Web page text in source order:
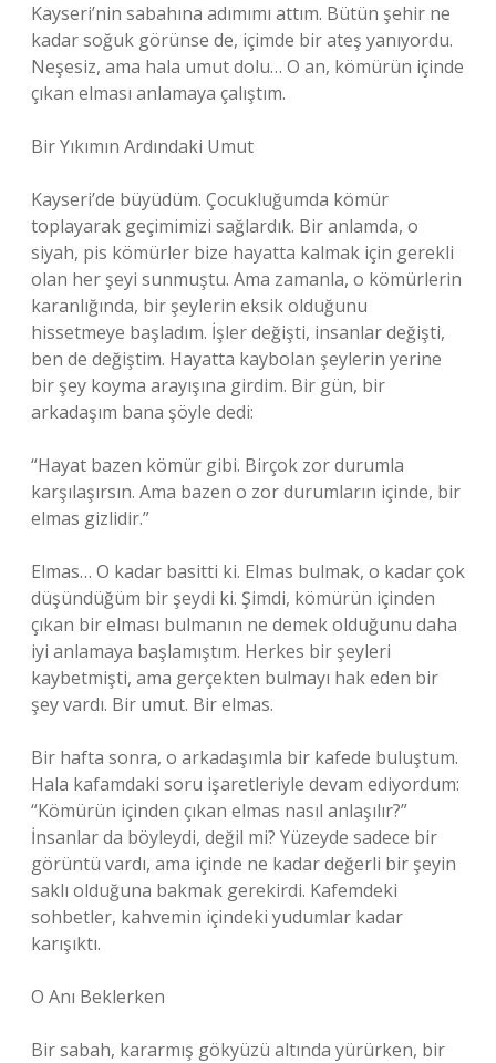
Kayseri’nin sabahına adımımı attım. Bütün şehir ne
kadar soğuk görünse de, içimde bir ateş yanıyordu.
Neşesiz, ama hala umut dolu… O an, kömürün içinde
çıkan elması anlamaya çalıştım.
Bir Yıkımın Ardındaki Umut
Kayseri’de büyüdüm. Çocukluğumda kömür
toplayarak geçimimizi sağlardık. Bir anlamda, o
siyah, pis kömürler bize hayatta kalmak için gerekli
olan her şeyi sunmuştu. Ama zamanla, o kömürlerin
karanlığında, bir şeylerin eksik olduğunu
hissetmeye başladım. İşler değişti, insanlar değişti,
ben de değiştim. Hayatta kaybolan şeylerin yerine
bir şey koyma arayışına girdim. Bir gün, bir
arkadaşım bana şöyle dedi:
“Hayat bazen kömür gibi. Birçok zor durumla
karşılaşırsın. Ama bazen o zor durumların içinde, bir
elmas gizlidir.”
Elmas… O kadar basitti ki. Elmas bulmak, o kadar çok
düşündüğüm bir şeydi ki. Şimdi, kömürün içinden
çıkan bir elması bulmanın ne demek olduğunu daha
iyi anlamaya başlamıştım. Herkes bir şeyleri
kaybetmişti, ama gerçekten bulmayı hak eden bir
şey vardı. Bir umut. Bir elmas.
Bir hafta sonra, o arkadaşımla bir kafede buluştum.
Hala kafamdaki soru işaretleriyle devam ediyordum:
“Kömürün içinden çıkan elmas nasıl anlaşılır?”
İnsanlar da böyleydi, değil mi? Yüzeyde sadece bir
görüntü vardı, ama içinde ne kadar değerli bir şeyin
saklı olduğuna bakmak gerekirdi. Kafemdeki
sohbetler, kahvemin içindeki yudumlar kadar
karışıktı.
O Anı Beklerken
Bir sabah, kararmış gökyüzü altında yürürken, bir